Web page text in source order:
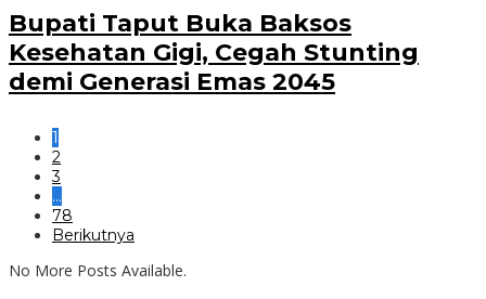
Bupati Taput Buka Baksos
Kesehatan Gigi, Cegah Stunting
demi Generasi Emas 2045
1
2
3
…
78
Berikutnya
No More Posts Available.